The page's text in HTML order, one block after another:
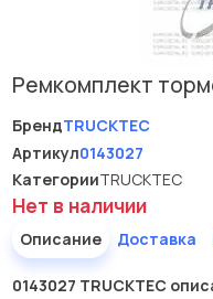
Ремкомплект
БрендTRUCKTEC
Артикул0143027
КатегорииTRUCKTEC
Нет в наличии
Описание Доставка
0143027 TRUCKTEC